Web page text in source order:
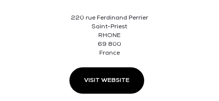
220 rue Ferdinand Perrier
Saint-Priest
RHONE
69 800
France
VISIT WEBSITE